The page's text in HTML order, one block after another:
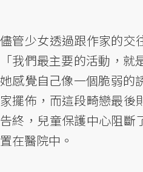
儘管少女透過跟作家的交
「我們最主要的活動，
她感覺自己像一個脆弱的
家擺佈，而這段畸戀最後
告終，兒童保護中心阻斷
置在醫院中。